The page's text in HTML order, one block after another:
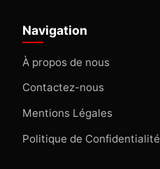
Navigation
À propos de nous
Contactez-nous
Mentions Légales
Politique de Confidentialité